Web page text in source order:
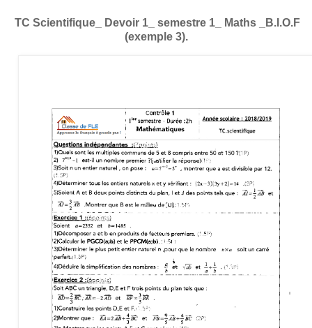
TC Scientifique_ Devoir 1_ semestre 1_ Maths _B.I.O.F
(exemple 3).